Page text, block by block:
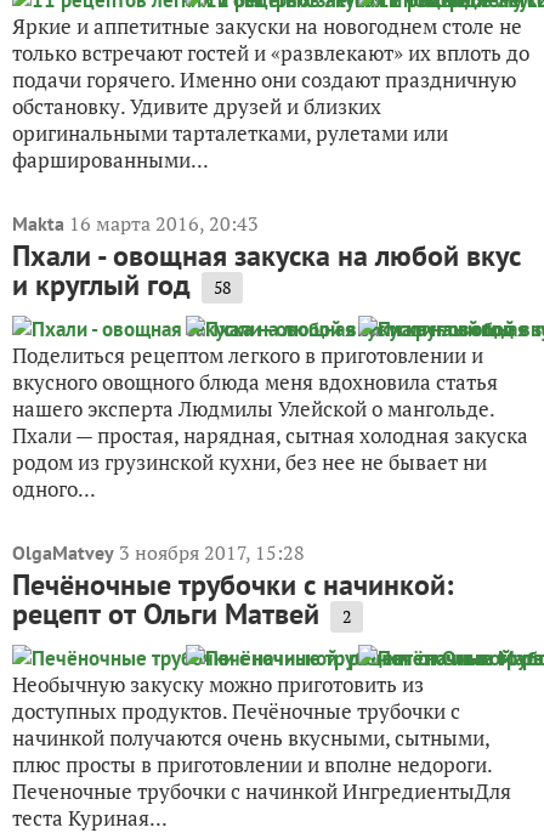
Яркие и аппетитные закуски на новогоднем столе не
только встречают гостей и «развлекают» их вплоть до
подачи горячего. Именно они создают праздничную
обстановку. Удивите друзей и близких
оригинальными тарталетками, рулетами или
фаршированными...
Makta 16 марта 2016, 20:43
Пхали - овощная закуска на любой вкус
и круглый год 58
Поделиться рецептом легкого в приготовлении и
вкусного овощного блюда меня вдохновила статья
нашего эксперта Людмилы Улейской о мангольде.
Пхали — простая, нарядная, сытная холодная закуска
родом из грузинской кухни, без нее не бывает ни
одного...
OlgaMatvey 3 ноября 2017, 15:28
Печёночные трубочки с начинкой:
рецепт от Ольги Матвей 2
Необычную закуску можно приготовить из
доступных продуктов. Печёночные трубочки с
начинкой получаются очень вкусными, сытными,
плюс просты в приготовлении и вполне недороги.
Печеночные трубочки с начинкой ИнгредиентыДля
теста Куриная...